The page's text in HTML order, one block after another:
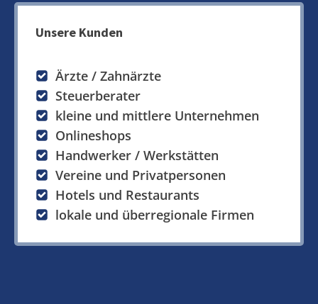
Unsere Kunden
Ärzte / Zahnärzte
Steuerberater
kleine und mittlere Unternehmen
Onlineshops
Handwerker / Werkstätten
Vereine und Privatpersonen
Hotels und Restaurants
lokale und überregionale Firmen